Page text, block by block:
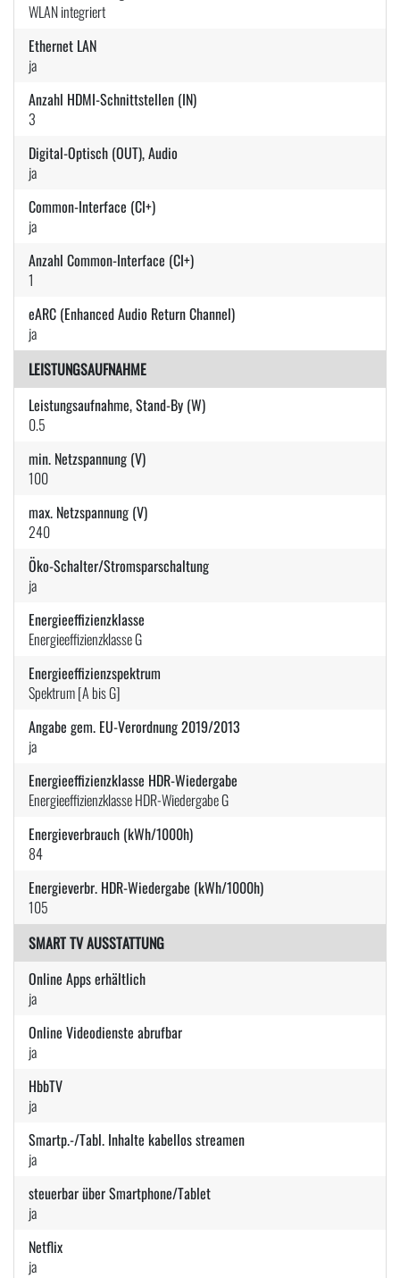
WLAN integriert
Ethernet LAN
ja
Anzahl HDMI-Schnittstellen (IN)
3
Digital-Optisch (OUT), Audio
ja
Common-Interface (CI+)
ja
Anzahl Common-Interface (CI+)
1
eARC (Enhanced Audio Return Channel)
ja
LEISTUNGSAUFNAHME
Leistungsaufnahme, Stand-By (W)
0.5
min. Netzspannung (V)
100
max. Netzspannung (V)
240
Öko-Schalter/Stromsparschaltung
ja
Energieeffizienzklasse
Energieeffizienzklasse G
Energieeffizienzspektrum
Spektrum [A bis G]
Angabe gem. EU-Verordnung 2019/2013
ja
Energieeffizienzklasse HDR-Wiedergabe
Energieeffizienzklasse HDR-Wiedergabe G
Energieverbrauch (kWh/1000h)
84
Energieverbr. HDR-Wiedergabe (kWh/1000h)
105
SMART TV AUSSTATTUNG
Online Apps erhältlich
ja
Online Videodienste abrufbar
ja
HbbTV
ja
Smartp.-/Tabl. Inhalte kabellos streamen
ja
steuerbar über Smartphone/Tablet
ja
Netflix
ja